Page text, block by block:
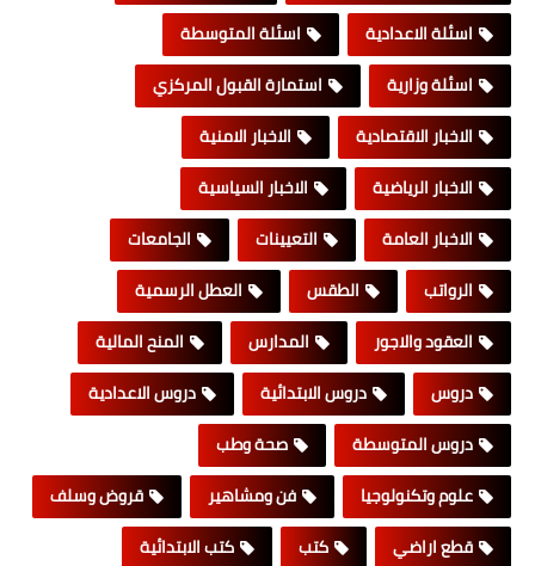
اسئلة الاعدادية
اسئلة المتوسطة
اسئلة وزارية
استمارة القبول المركزي
الاخبار الاقتصادية
الاخبار الامنية
الاخبار الرياضية
الاخبار السياسية
الاخبار العامة
التعيينات
الجامعات
الرواتب
الطقس
العطل الرسمية
العقود والاجور
المدارس
المنح المالية
دروس
دروس الابتدائية
دروس الاعدادية
دروس المتوسطة
صحة وطب
علوم وتكنولوجيا
فن ومشاهير
قروض وسلف
قطع اراضي
كتب
كتب الابتدائية